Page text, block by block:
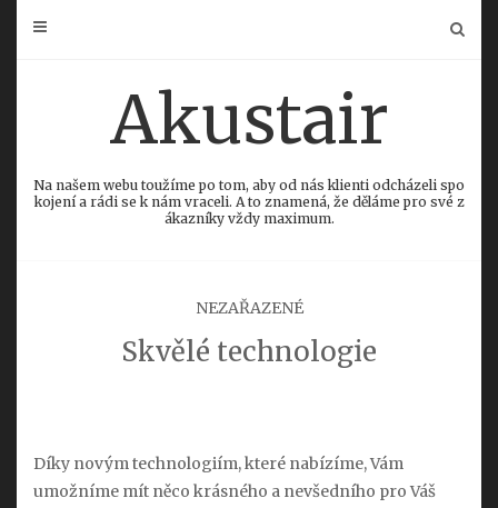
Akustair
Na našem webu toužíme po tom, aby od nás klienti odcházeli spo
kojení a rádi se k nám vraceli. A to znamená, že děláme pro své z
ákazníky vždy maximum.
NEZAŘAZENÉ
Skvělé technologie
Díky novým technologiím, které nabízíme, Vám
umožníme mít něco krásného a nevšedního pro Váš